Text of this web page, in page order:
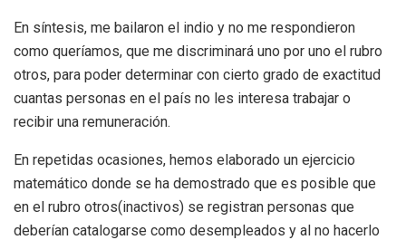
En síntesis, me bailaron el indio y no me respondieron
como queríamos, que me discriminará uno por uno el rubro
otros, para poder determinar con cierto grado de exactitud
cuantas personas en el país no les interesa trabajar o
recibir una remuneración.
En repetidas ocasiones, hemos elaborado un ejercicio
matemático donde se ha demostrado que es posible que
en el rubro otros(inactivos) se registran personas que
deberían catalogarse como desempleados y al no hacerlo